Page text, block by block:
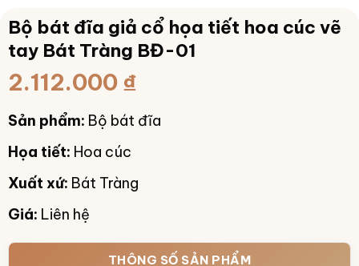
Bộ bát đĩa giả cổ họa tiết hoa cúc vẽ
tay Bát Tràng BĐ-01
2.112.000 ₫
Sản phẩm: Bộ bát đĩa
Họa tiết: Hoa cúc
Xuất xứ: Bát Tràng
Giá: Liên hệ
THÔNG SỐ SẢN PHẨM